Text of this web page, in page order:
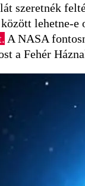
szeretnék
lehetne-e
A NASA
a Fehér